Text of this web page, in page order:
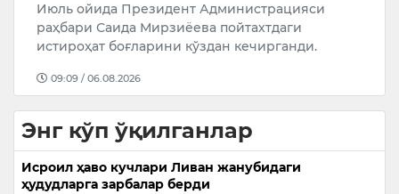
Июль ойида Президент Администрацияси
раҳбари Саида Мирзиёева пойтахтдаги
истироҳат боғларини кўздан кечирганди.
09:09 / 06.08.2026
Энг кўп ўқилганлар
Исроил ҳаво кучлари Ливан жанубидаги
ҳудудларга зарбалар берди